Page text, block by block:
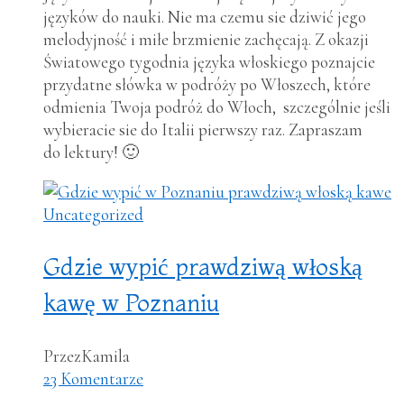
języków do nauki. Nie ma czemu sie dziwić jego
melodyjność i miłe brzmienie zachęcają. Z okazji
Światowego tygodnia języka włoskiego poznajcie
przydatne słówka w podróży po Włoszech, które
odmienia Twoja podróż do Włoch, szczególnie jeśli
wybieracie sie do Italii pierwszy raz. Zapraszam
do lektury! 🙂
Uncategorized
Gdzie wypić prawdziwą włoską
kawę w Poznaniu
PrzezKamila
23 Komentarze